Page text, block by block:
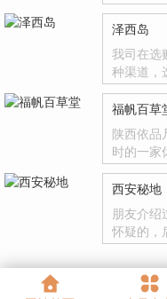
泽西岛
我司在选
种渠道，
福帆百草
陕西依品
时的一家
西安秘地
朋友介绍
怀疑的，